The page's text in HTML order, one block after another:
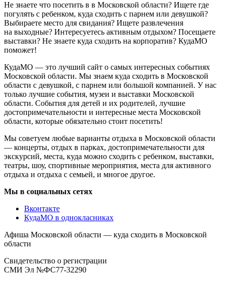
Не знаете что посетить в в Московской области? Ищете где
погулять с ребенком, куда сходить с парнем или девушкой?
Выбираете место для свидания? Ищете развлечения
на выходные? Интересуетесь активным отдыхом? Посещаете
выставки? Не знаете куда сходить на корпоратив? КудаМО
поможет!
КудаМО — это лучший сайт о самых интересных событиях
Московской области. Мы знаем куда сходить в Московской
области с девушкой, с парнем или большой компанией. У нас
только лучшие события, музеи и выставки Московской
области. События для детей и их родителей, лучшие
достопримечательности и интересные места Московской
области, которые обязательно стоит посетить!
Мы советуем любые варианты отдыха в Московской области
— концерты, отдых в парках, достопримечательности для
экскурсий, места, куда можно сходить с ребенком, выставки,
театры, шоу, спортивные мероприятия, места для активного
отдыха и отдыха с семьей, и многое другое.
Мы в социальных сетях
Вконтакте
КудаМО в однокласниках
Афиша Московской области — куда сходить в Московской
области
Свидетельство о регистрации
СМИ Эл №ФС77-32290